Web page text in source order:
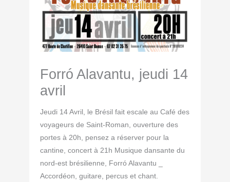
Forró Alavantu, jeudi 14
avril
Jeudi 14 Avril, le Brésil fait escale au Café des
voyageurs de Saint-Roman, ouverture des
portes à 20h, pensez a réserver pour la
cantine, concert à 21h Musique dansante du
nord-est brésilienne, Forró Alavantu _
Accordéon, guitare, percus et chant.